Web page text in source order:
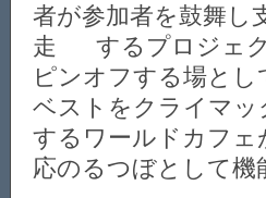
者が参加者を鼓舞し
走 するプロジェ
ピンオフする場とし
ベストをクライマッ
するワールドカフェ
応のるつぼとして機